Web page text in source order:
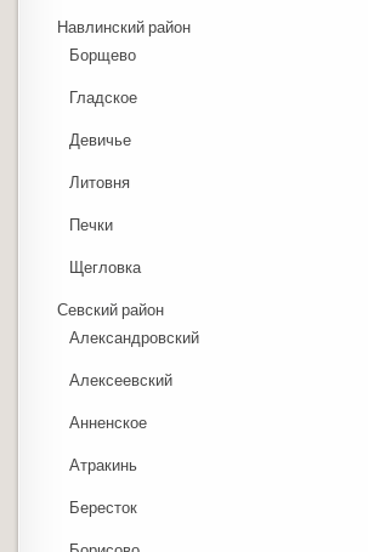
Навлинский район
Борщево
Гладское
Девичье
Литовня
Печки
Щегловка
Севский район
Александровский
Алексеевский
Анненское
Атракинь
Бересток